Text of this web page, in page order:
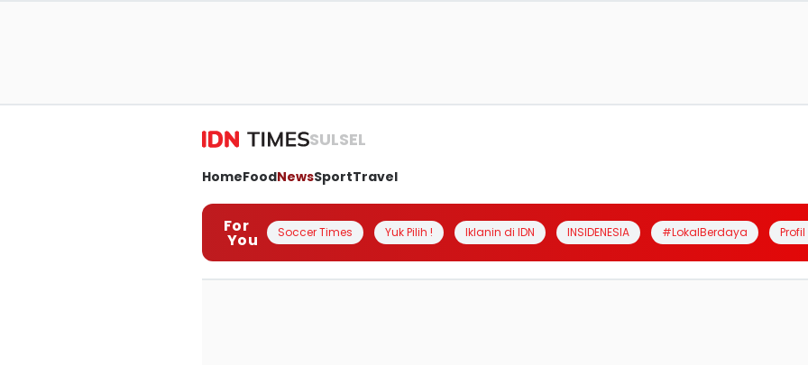
SULSEL
HomeFoodNewsSportTravel
For
You Soccer Times Yuk Pilih ! Iklanin di IDN INSIDENESIA #LokalBerdaya